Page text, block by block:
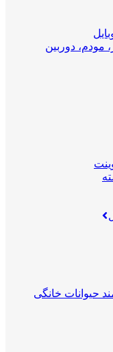
مودم، دوربین
حیوانات خانگی